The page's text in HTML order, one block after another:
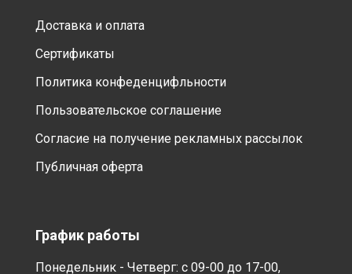
Доставка и оплата
Сертификаты
Политика конфеденцифльности
Пользовательское соглашение
Согласие на получение рекламных рассылок
Публичная оферта
График работы
Понедельник - Четверг: с 09-00 до 17-00,